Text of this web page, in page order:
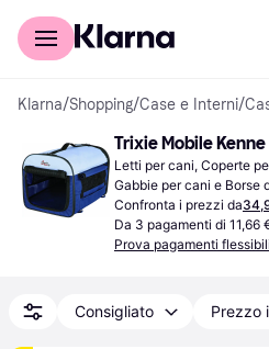
Per il tuo shopping
Klarna/Shopping/Case e Interni/
Trixie Mobile Kenne
Letti per cani, Coperte
Gabbie per cani e Borse
Trasportini per gatti
Confronta i prezzi da
Da 3 pagamenti di 11,66
Prova pagamenti
Consigliato Prezzo